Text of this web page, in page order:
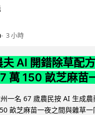
3 小時
夫 AI 開錯除草配
萬 150 畝芝麻苗
一名 67 歲農民按 AI 生成
畝芝麻苗一夜之間與雜草